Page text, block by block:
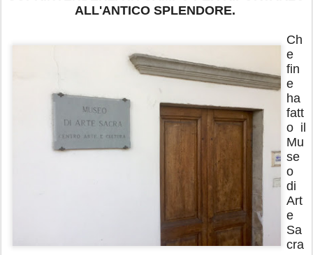
ALL'ANTICO SPLENDORE.
Ch
e
fin
e
ha
fatt
o il
Mu
se
o
di
Art
e
Sa
cra